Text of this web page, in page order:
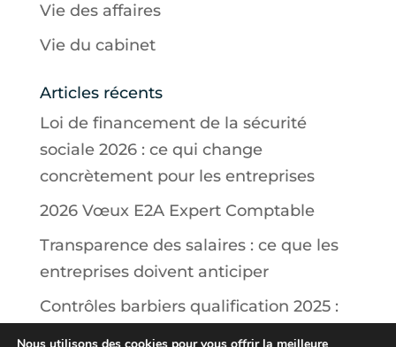
Vie des affaires
Vie du cabinet
Articles récents
Loi de financement de la sécurité
sociale 2026 : ce qui change
concrètement pour les entreprises
2026 Vœux E2A Expert Comptable
Transparence des salaires : ce que les
entreprises doivent anticiper
Contrôles barbiers qualification 2025 :